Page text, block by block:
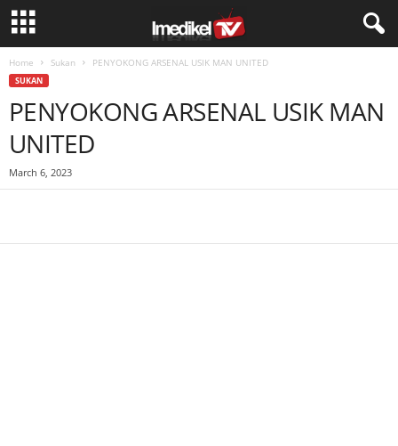
Home Sukan PENYOKONG ARSENAL USIK MAN UNITED
SUKAN
PENYOKONG ARSENAL USIK MAN
UNITED
March 6, 2023